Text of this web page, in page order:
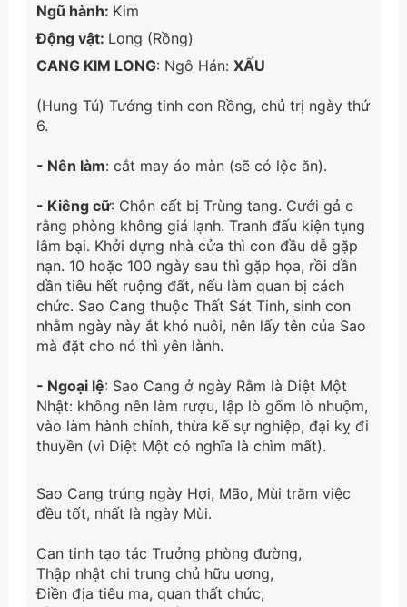
Ngũ hành: Kim
Động vật: Long (Rồng)
CANG KIM LONG: Ngô Hán: XẤU
(Hung Tú) Tướng tinh con Rồng, chủ trị ngày thứ
6.
- Nên làm: cắt may áo màn (sẽ có lộc ăn).
- Kiêng cữ: Chôn cất bị Trùng tang. Cưới gả e
rằng phòng không giá lạnh. Tranh đấu kiện tụng
lâm bại. Khởi dựng nhà cửa thì con đầu dễ gặp
nạn. 10 hoặc 100 ngày sau thì gặp họa, rồi dần
dần tiêu hết ruộng đất, nếu làm quan bị cách
chức. Sao Cang thuộc Thất Sát Tinh, sinh con
nhằm ngày này ắt khó nuôi, nên lấy tên của Sao
mà đặt cho nó thì yên lành.
- Ngoại lệ: Sao Cang ở ngày Rằm là Diệt Một
Nhật: không nên làm rượu, lập lò gốm lò nhuộm,
vào làm hành chính, thừa kế sự nghiệp, đại kỵ đi
thuyền (vì Diệt Một có nghĩa là chìm mất).
Sao Cang trúng ngày Hợi, Mão, Mùi trăm việc
đều tốt, nhất là ngày Mùi.
Can tinh tạo tác Trưởng phòng đường,
Thập nhật chi trung chủ hữu ương,
Điền địa tiêu ma, quan thất chức,